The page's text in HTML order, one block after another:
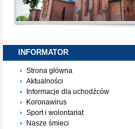
INFORMATOR
Strona główna
Aktualności
Informacje dla uchodźców
Koronawirus
Sport i wolontariat
Nasze śmieci